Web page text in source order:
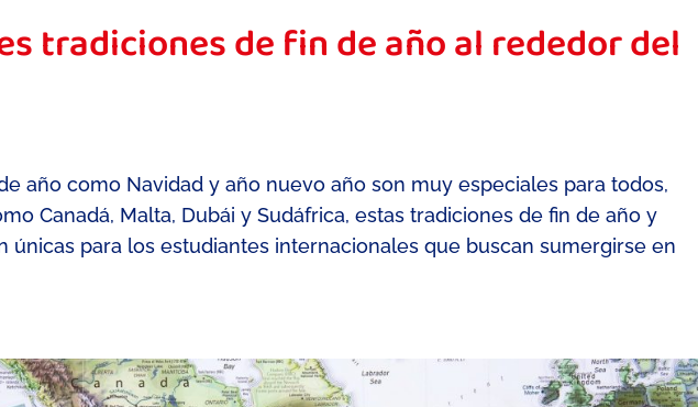
tradiciones de fin de año al rededor del
año como Navidad y año nuevo año son muy especiales para todos,
Canadá, Malta, Dubái y Sudáfrica, estas tradiciones de fin de año y
únicas para los estudiantes internacionales que buscan sumergirse en